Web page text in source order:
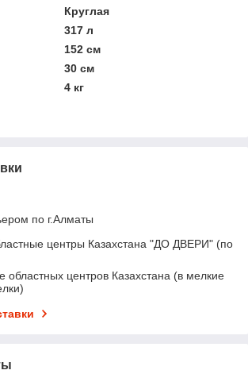
Круглая
317 л
152 см
30 см
4 кг
по г.Алматы
центры Казахстана "ДО ДВЕРИ" (по
областных центров Казахстана (в мелкие